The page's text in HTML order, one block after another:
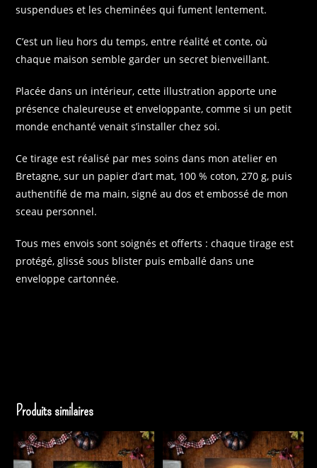
suspendues et les cheminées qui fument lentement.
C’est un lieu hors du temps, entre réalité et conte, où
chaque maison semble garder un secret bienveillant.
Placée dans un intérieur, cette illustration apporte une
présence chaleureuse et enveloppante, comme si un petit
monde enchanté venait s’installer chez soi.
Ce tirage est réalisé par mes soins dans mon atelier en
Bretagne, sur un papier d’art mat, 100 % coton, 270 g, puis
authentifié de ma main, signé au dos et embossé de mon
sceau personnel.
Tous mes envois sont soignés et offerts : chaque tirage est
protégé, glissé sous blister puis emballé dans une
enveloppe cartonnée.
Produits similaires